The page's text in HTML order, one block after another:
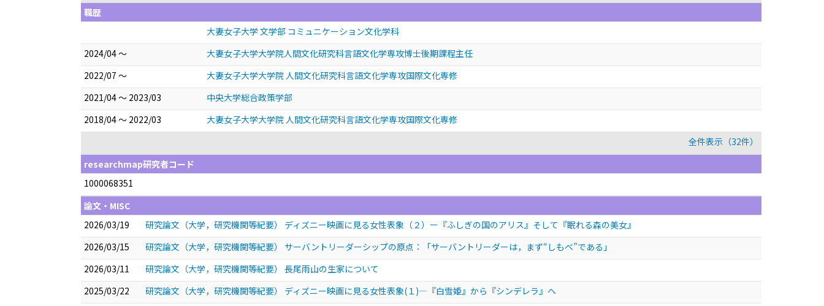
職歴
大妻女子大学 文学部 コミュニケーション文化学科
2024/04 ～
大妻女子大学大学院人間文化研究科言語文化学専攻博士後期課程主任
2022/07 ～
大妻女子大学大学院 人間文化研究科言語文化学専攻国際文化専修
2021/04 ～ 2023/03
中央大学総合政策学部
2018/04 ～ 2022/03
大妻女子大学大学院 人間文化研究科言語文化学専攻国際文化専修
全件表示（32件）
researchmap研究者コード
1000068351
論文・MISC
2026/03/19
研究論文（大学，研究機関等紀要） ディズニー映画に見る女性表象（２）ー『ふしぎの国のアリス』そして『眠れる森の美女』
2026/03/15
研究論文（大学，研究機関等紀要） サーバントリーダーシップの原点：「サーバントリーダーは，まず“しもべ”である」
2026/03/11
研究論文（大学，研究機関等紀要） 長尾雨山の生家について
2025/03/22
研究論文（大学，研究機関等紀要） ディズニー映画に見る女性表象(１)―『白雪姫』から『シンデレラ』へ